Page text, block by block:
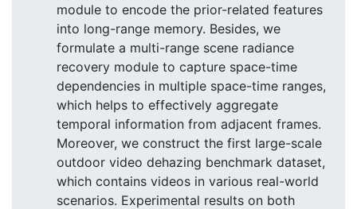
module to encode the prior-related features
into long-range memory. Besides, we
formulate a multi-range scene radiance
recovery module to capture space-time
dependencies in multiple space-time ranges,
which helps to effectively aggregate
temporal information from adjacent frames.
Moreover, we construct the first large-scale
outdoor video dehazing benchmark dataset,
which contains videos in various real-world
scenarios. Experimental results on both